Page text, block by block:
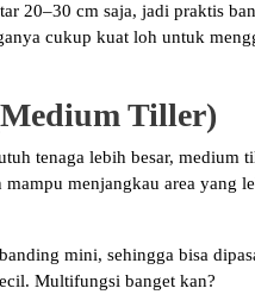
20–30 cm saja, jadi praktis
cukup kuat loh untuk
Tiller)
tenaga lebih besar, medium
menjangkau area yang
mini, sehingga bisa
Multifungsi banget kan?